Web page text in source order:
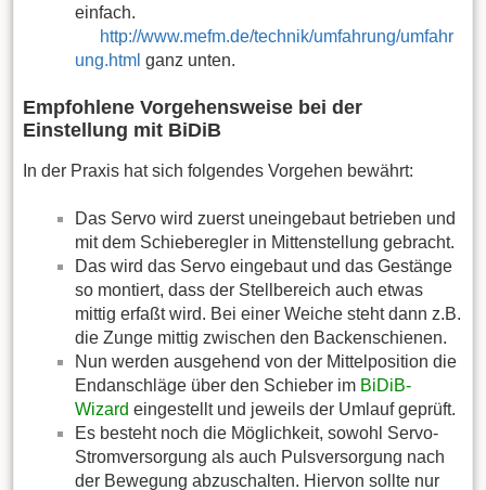
einfach.
http://www.mefm.de/technik/umfahrung/umfahr
ung.html ganz unten.
Empfohlene Vorgehensweise bei der
Einstellung mit BiDiB
In der Praxis hat sich folgendes Vorgehen bewährt:
Das Servo wird zuerst uneingebaut betrieben und
mit dem Schieberegler in Mittenstellung gebracht.
Das wird das Servo eingebaut und das Gestänge
so montiert, dass der Stellbereich auch etwas
mittig erfaßt wird. Bei einer Weiche steht dann z.B.
die Zunge mittig zwischen den Backenschienen.
Nun werden ausgehend von der Mittelposition die
Endanschläge über den Schieber im BiDiB-
Wizard eingestellt und jeweils der Umlauf geprüft.
Es besteht noch die Möglichkeit, sowohl Servo-
Stromversorgung als auch Pulsversorgung nach
der Bewegung abzuschalten. Hiervon sollte nur